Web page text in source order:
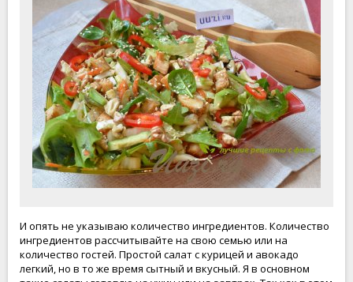
И опять не указываю количество ингредиентов. Количество
ингредиентов рассчитывайте на свою семью или на
количество гостей. Простой салат с курицей и авокадо
легкий, но в то же время сытный и вкусный. Я в основном